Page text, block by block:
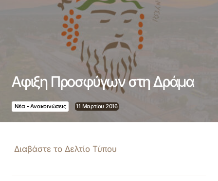
Αφιξη Προσφύγων στη Δράμα
Νέα - Ανακοινώσεις 11 Μαρτίου 2016
Διαβάστε το Δελτίο Τύπου